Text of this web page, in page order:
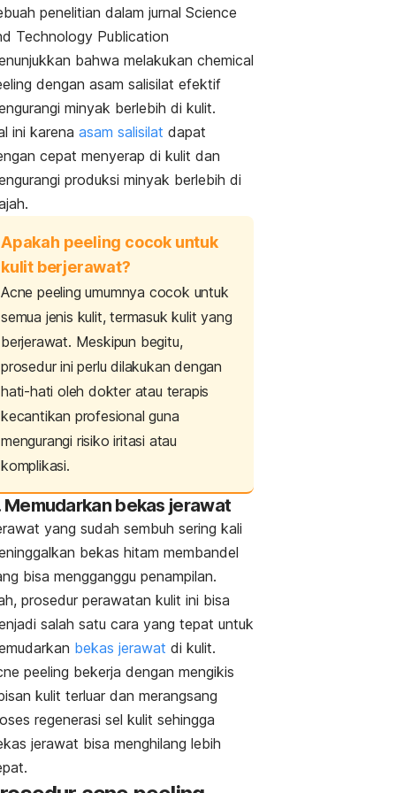
penelitian dalam jurnal Science
Technology Publication
bahwa melakukan chemical
dengan asam salisilat efektif
minyak berlebih di kulit.
ini karena asam salisilat dapat
cepat menyerap di kulit dan
produksi minyak berlebih di
Apakah peeling cocok untuk
kulit berjerawat?
Acne peeling umumnya cocok untuk
semua jenis kulit, termasuk kulit yang
berjerawat. Meskipun begitu,
prosedur ini perlu dilakukan dengan
hati-hati oleh dokter atau terapis
kecantikan profesional guna
mengurangi risiko iritasi atau
komplikasi.
Memudarkan bekas jerawat
yang sudah sembuh sering kali
bekas hitam membandel
bisa mengganggu penampilan.
prosedur perawatan kulit ini bisa
salah satu cara yang tepat untuk
bekas jerawat di kulit.
peeling bekerja dengan mengikis
kulit terluar dan merangsang
regenerasi sel kulit sehingga
jerawat bisa menghilang lebih